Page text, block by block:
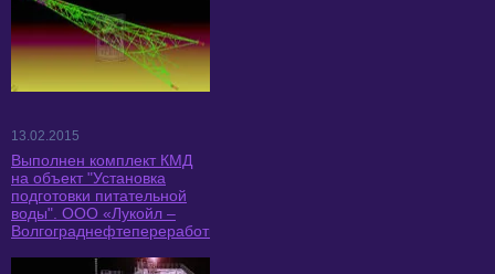
13.02.2015
Выполнен комплект КМД
на объект "Установка
подготовки питательной
воды". ООО «Лукойл –
Волгограднефтепереработка».